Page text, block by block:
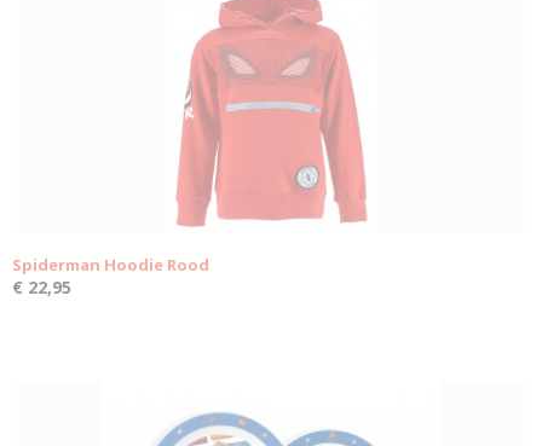
Spiderman Hoodie Rood
€ 22,95